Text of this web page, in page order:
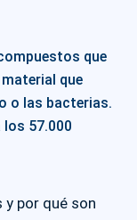
que
que
o las bacterias.
57.000
por qué son